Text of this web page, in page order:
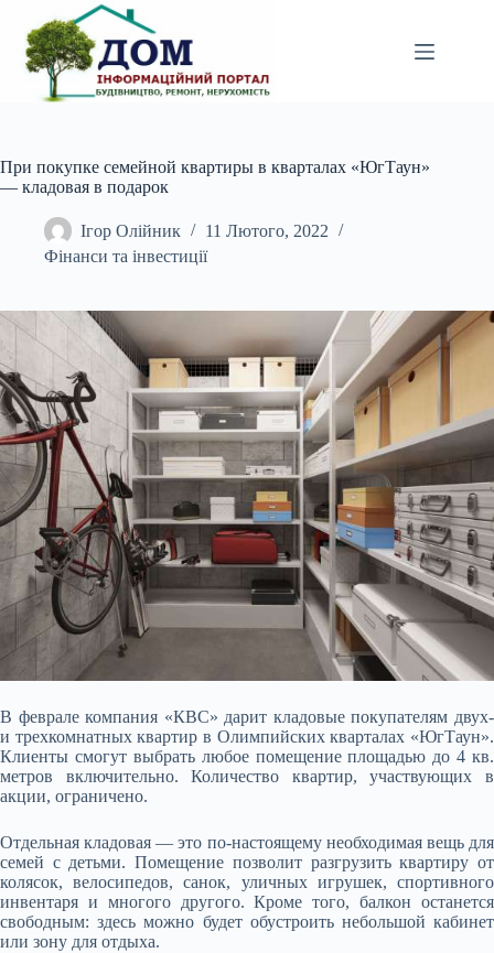
вмісту
При покупке семейной квартиры в кварталах «ЮгТаун»
— кладовая в подарок
Ігор Олійник
11 Лютого, 2022
Фінанси та інвестиції
В феврале компания «КВС» дарит кладовые покупателям двух-
и трехкомнатных квартир в Олимпийских кварталах «ЮгТаун».
Клиенты смогут выбрать любое помещение площадью до 4 кв.
метров включительно. Количество квартир, участвующих в
акции, ограничено.
Отдельнаякладовая — это по-настоящему необходимая вещь для
семей с детьми. Помещение позволит разгрузить квартиру от
колясок, велосипедов, санок, уличных игрушек, спортивного
инвентаря и многого другого. Кроме того, балкон останется
свободным: здесь можно будет обустроить небольшой кабинет
или зону для отдыха.